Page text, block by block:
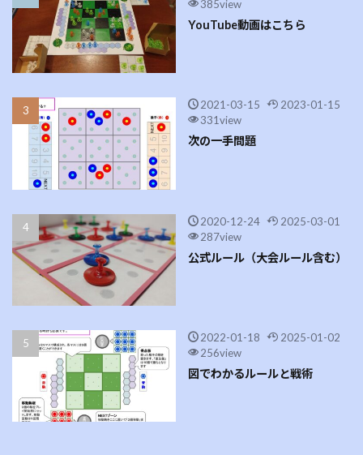
385view
YouTube動画はこちら
2021-03-15
2023-01-15
331view
次の一手問題
2020-12-24
2025-03-01
287view
公式ルール（大会ルール含む）
2022-01-18
2025-01-02
256view
図でわかるルールと戦術